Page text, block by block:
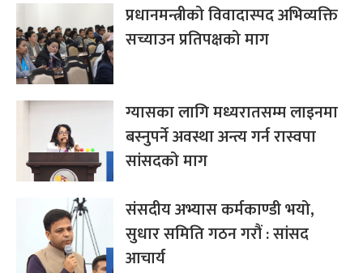
प्रधानमन्त्रीको विवादास्पद अभिव्यक्ति
सच्याउन प्रतिपक्षको माग
ग्यासका लागि मध्यरातसम्म लाइनमा
बस्नुपर्ने अवस्था अन्त्य गर्न रास्वपा
सांसदको माग
संसदीय अभ्यास कर्मकाण्डी भयो,
सुधार समिति गठन गरौं : सांसद
आचार्य